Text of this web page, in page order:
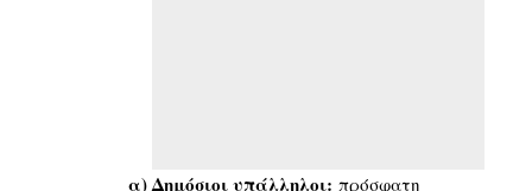
α) Δημόσιοι υπάλληλοι: πρόσφατη